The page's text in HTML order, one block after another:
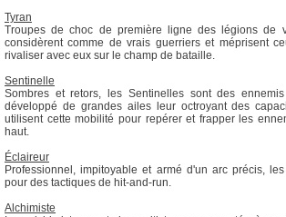
Tyran
Troupes de choc de première ligne des légions de
considèrent comme de vrais guerriers et méprisent
rivaliser avec eux sur le champ de bataille.
Sentinelle
Sombres et retors, les Sentinelles sont des
développé de grandes ailes leur octroyant des
utilisent cette mobilité pour repérer et frapper les
haut.
Éclaireur
Professionnel, impitoyable et armé d'un arc précis,
pour des tactiques de hit-and-run.
Alchimiste